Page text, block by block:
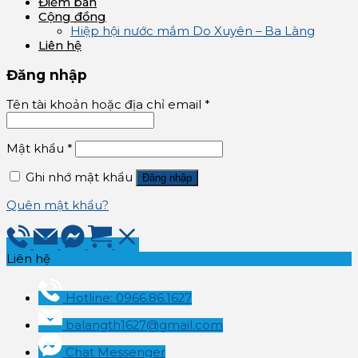
Cộng đồng
Hiệp hội nước mắm Do Xuyên – Ba Làng
Liên hệ
Đăng nhập
Tên tài khoản hoặc địa chỉ email *
Mật khẩu *
Ghi nhớ mật khẩu Đăng nhập
Quên mật khẩu?
Liên hệ
Hotline: 0966.86.1627
balangth1627@gmail.com
Chat Messenger